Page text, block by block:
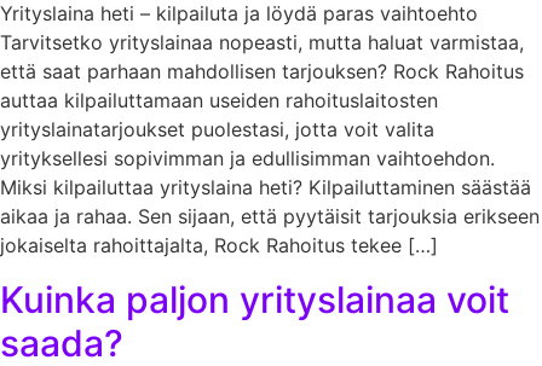
Yrityslaina heti – kilpailuta ja löydä paras vaihtoehto
Tarvitsetko yrityslainaa nopeasti, mutta haluat varmistaa,
että saat parhaan mahdollisen tarjouksen? Rock Rahoitus
auttaa kilpailuttamaan useiden rahoituslaitosten
yrityslainatarjoukset puolestasi, jotta voit valita
yrityksellesi sopivimman ja edullisimman vaihtoehdon.
Miksi kilpailuttaa yrityslaina heti? Kilpailuttaminen säästää
aikaa ja rahaa. Sen sijaan, että pyytäisit tarjouksia erikseen
jokaiselta rahoittajalta, Rock Rahoitus tekee […]
Kuinka paljon yrityslainaa voit
saada?